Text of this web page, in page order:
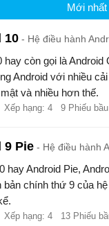
Mới nhất
10 Hệ điều hành
hay còn gọi là
Android với nhiều
và nhiều hơn thế.
Xếp hạng: 4 9 Phiếu bầu
9 Pie Hệ điều hành
hay Android Pie,
bản chính thứ 9 của
Xếp hạng: 4 13 Phiếu